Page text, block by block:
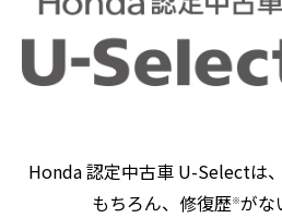
Honda 認定中古車 U-Selectは
もちろん、修復歴※がな